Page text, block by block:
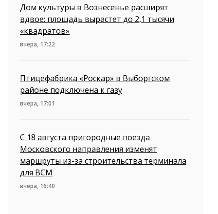
Дом культуры в Вознесенье расширят
вдвое: площадь вырастет до 2,1 тысячи
«квадратов»
вчера, 17:22
Птицефабрика «Роскар» в Выборгском
районе подключена к газу
вчера, 17:01
С 18 августа пригородные поезда
Московского направления изменят
маршруты из-за строительства терминала
для ВСМ
вчера, 16:40